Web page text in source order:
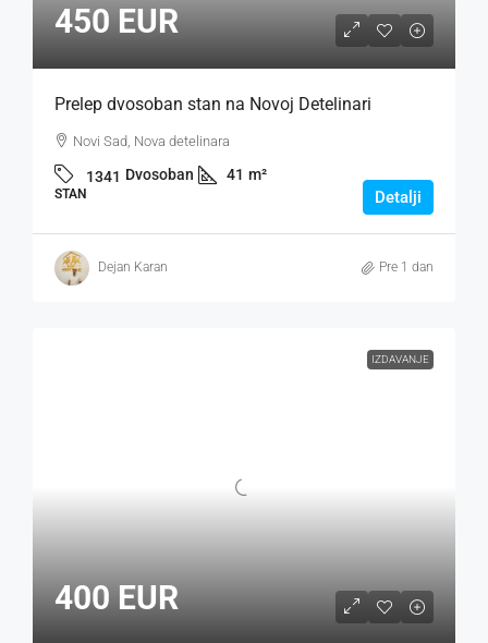
450 EUR
Prelep dvosoban stan na Novoj Detelinari
Novi Sad, Nova detelinara
1341 Dvosoban 41 m²
STAN Detalji
Dejan Karan Pre 1 dan
IZDAVANJE
400 EUR